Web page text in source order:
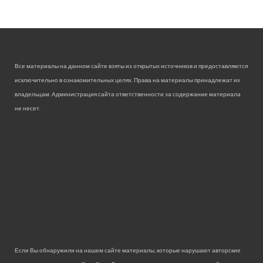
Все материалы на данном сайте взяты из открытых источников и предоставляются
исключительно в ознакомительных целях. Права на материалы принадлежат их
владельцам. Администрация сайта ответственности за содержание материала
не несет.
Если Вы обнаружили на нашем сайте материалы, которые нарушают авторские